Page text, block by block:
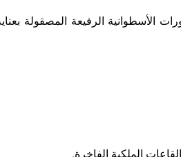
الأسطوانية الرفيعة المصقولة
الملكية الفاخرة.